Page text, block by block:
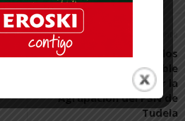
Artículo siguiente
El canal de Lodosa, los
riegos ilegales y la doble
vara de medir, por la
Agrupación del PSN de
Tudela